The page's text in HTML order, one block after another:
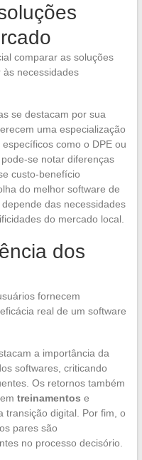
comparar as soluções
necessidades
se destacam por sua
uma especialização
como o DPE ou
, pode-se notar diferenças
custo-benefício
do melhor software de
das necessidades
do mercado local.
dos
fornecem
real de um software
a importância da
softwares, criticando
Os retornos também
treinamentos e
transição digital. Por fim, o
pares são
no processo decisório.